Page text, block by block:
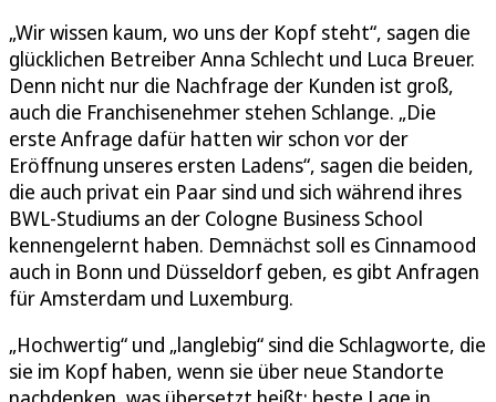
„Wir wissen kaum, wo uns der Kopf steht“, sagen die
glücklichen Betreiber Anna Schlecht und Luca Breuer.
Denn nicht nur die Nachfrage der Kunden ist groß,
auch die Franchisenehmer stehen Schlange. „Die
erste Anfrage dafür hatten wir schon vor der
Eröffnung unseres ersten Ladens“, sagen die beiden,
die auch privat ein Paar sind und sich während ihres
BWL-Studiums an der Cologne Business School
kennengelernt haben. Demnächst soll es Cinnamood
auch in Bonn und Düsseldorf geben, es gibt Anfragen
für Amsterdam und Luxemburg.
„Hochwertig“ und „langlebig“ sind die Schlagworte, die
sie im Kopf haben, wenn sie über neue Standorte